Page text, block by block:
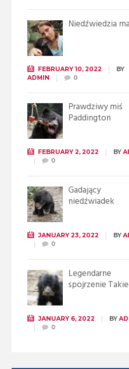
Niedźwiedzia
FEBRUARY 10, 2022
BY
ADMIN
0
Prawdziwy miś
Paddington
FEBRUARY 2, 2022 BY
0
Gadający
niedźwiadek
JANUARY 23, 2022 BY
0
Legendarne
spojrzenie
JANUARY 6, 2022 BY
0